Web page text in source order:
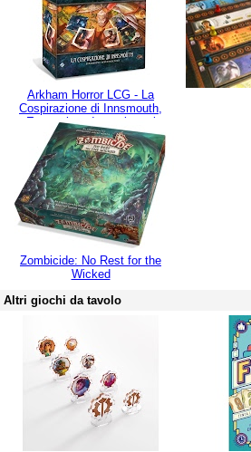
Arkham Horror LCG - La
Cospirazione di Innsmouth,
Espansione Investigatori
Zombicide: No Rest for the
Wicked
Altri giochi da tavolo